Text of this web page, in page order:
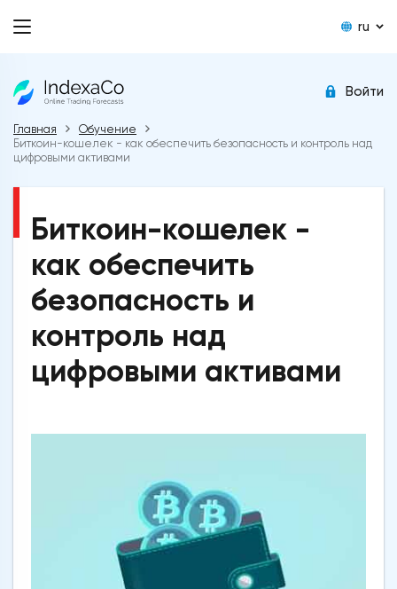
ru
Войти
Главная
Обучение
Биткоин-кошелек - как обеспечить безопасность и контроль над
цифровыми активами
Биткоин-кошелек -
как обеспечить
безопасность и
контроль над
цифровыми активами